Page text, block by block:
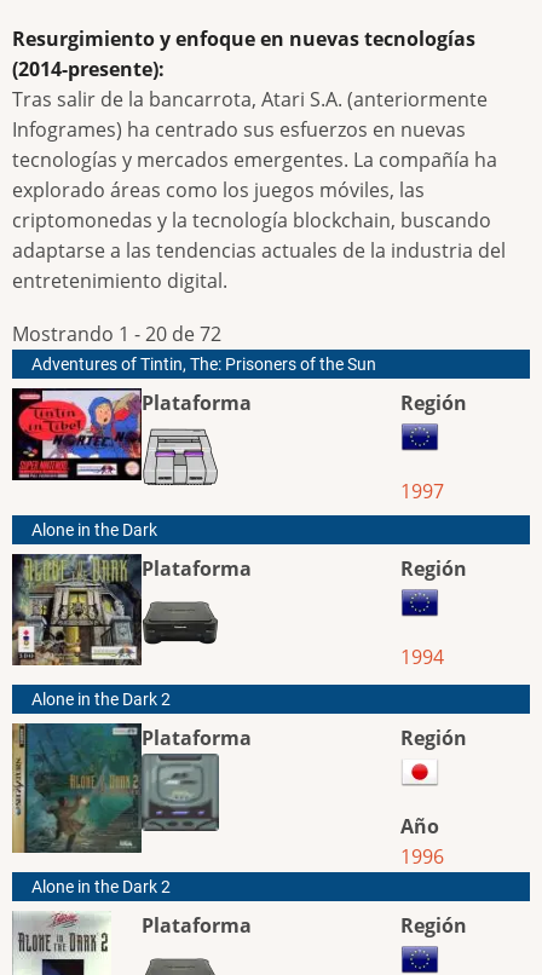
Resurgimiento y enfoque en nuevas tecnologías
(2014-presente):
Tras salir de la bancarrota, Atari S.A. (anteriormente
Infogrames) ha centrado sus esfuerzos en nuevas
tecnologías y mercados emergentes. La compañía ha
explorado áreas como los juegos móviles, las
criptomonedas y la tecnología blockchain, buscando
adaptarse a las tendencias actuales de la industria del
entretenimiento digital.
Mostrando 1 - 20 de 72
Adventures of Tintin, The: Prisoners of the Sun
Plataforma Región
1997
Alone in the Dark
Plataforma Región
1994
Alone in the Dark 2
Plataforma Región
Año
1996
Alone in the Dark 2
Plataforma Región